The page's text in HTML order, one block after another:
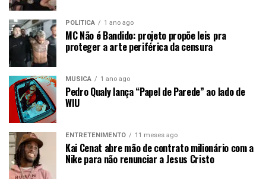
POLÍTICA 1 ano ago
MC Não é Bandido: projeto propõe leis pra
proteger a arte periférica da censura
MÚSICA 1 ano ago
Pedro Qualy lança “Papel de Parede” ao lado de
WIU
ENTRETENIMENTO 11 meses ago
Kai Cenat abre mão de contrato milionário com a
Nike para não renunciar a Jesus Cristo